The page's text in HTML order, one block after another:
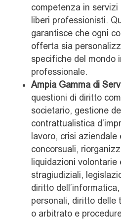
competenza in
liberi professionisti.
garantisce che ogni
offerta sia
specifiche del mondo
professionale.
Ampia Gamma di
questioni di diritto
societario, gestione
contrattualistica
lavoro, crisi aziendale
concorsuali,
liquidazioni volontarie
stragiudiziali,
diritto
personali, diritto delle
o arbitrato e